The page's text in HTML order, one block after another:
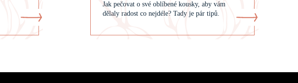
Jak pečovat o své oblíbené kousky, aby vám
dělaly radost co nejdéle? Tady je pár tipů.